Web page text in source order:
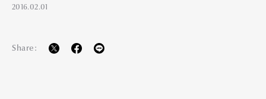
2016.02.01
Share: